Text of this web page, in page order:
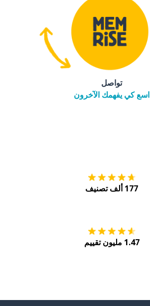
تواصل
اسع كي يفهمك الآخرون
177 ألف تصنيف
1.47 مليون تقييم